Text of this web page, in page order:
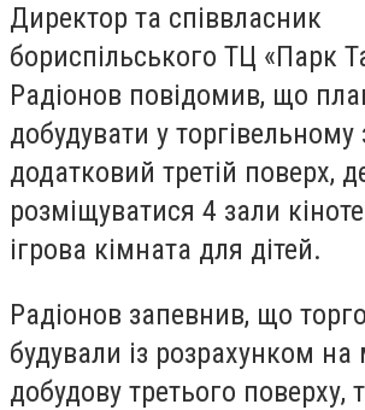
Директор та співвласник
бориспільського ТЦ «Парк
Радіонов повідомив, що
добудувати у торгівельному
додатковий третій поверх,
розміщуватися 4 зали
ігрова кімната для дітей.
Радіонов запевнив, що
будували із розрахунком
добудову третього поверху,